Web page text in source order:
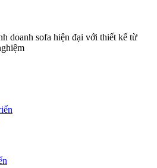
doanh sofa hiện đại với thiết kế từ